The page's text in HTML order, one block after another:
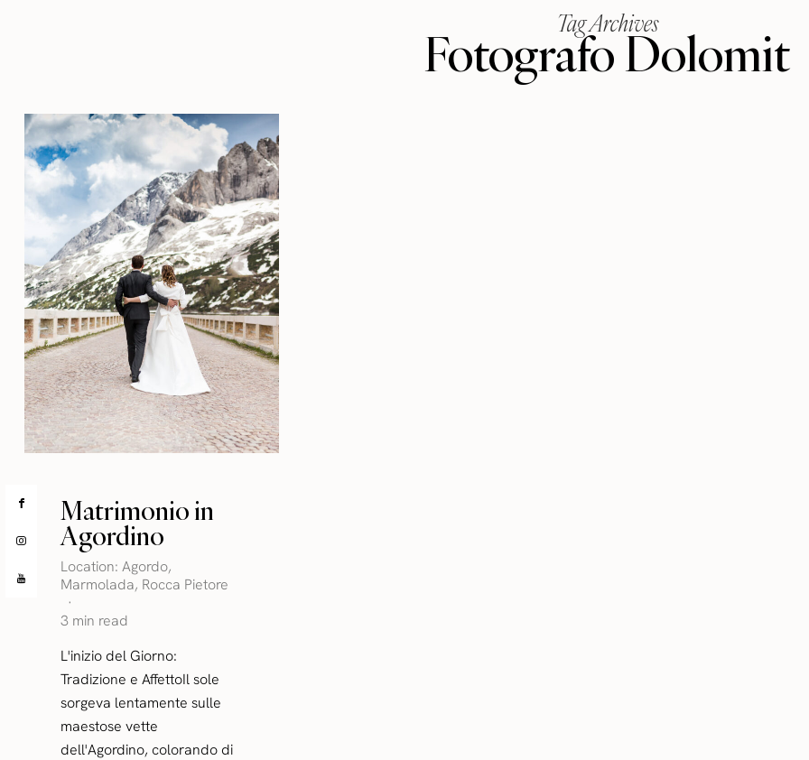
Tag Archives
Fotografo Dolomit
Matrimonio in
Agordino
Location:Agordo,
Marmolada, Rocca Pietore
3 min read
L'inizio del Giorno:
Tradizione e AffettoIl sole
sorgeva lentamente sulle
maestose vette
dell'Agordino, colorando di